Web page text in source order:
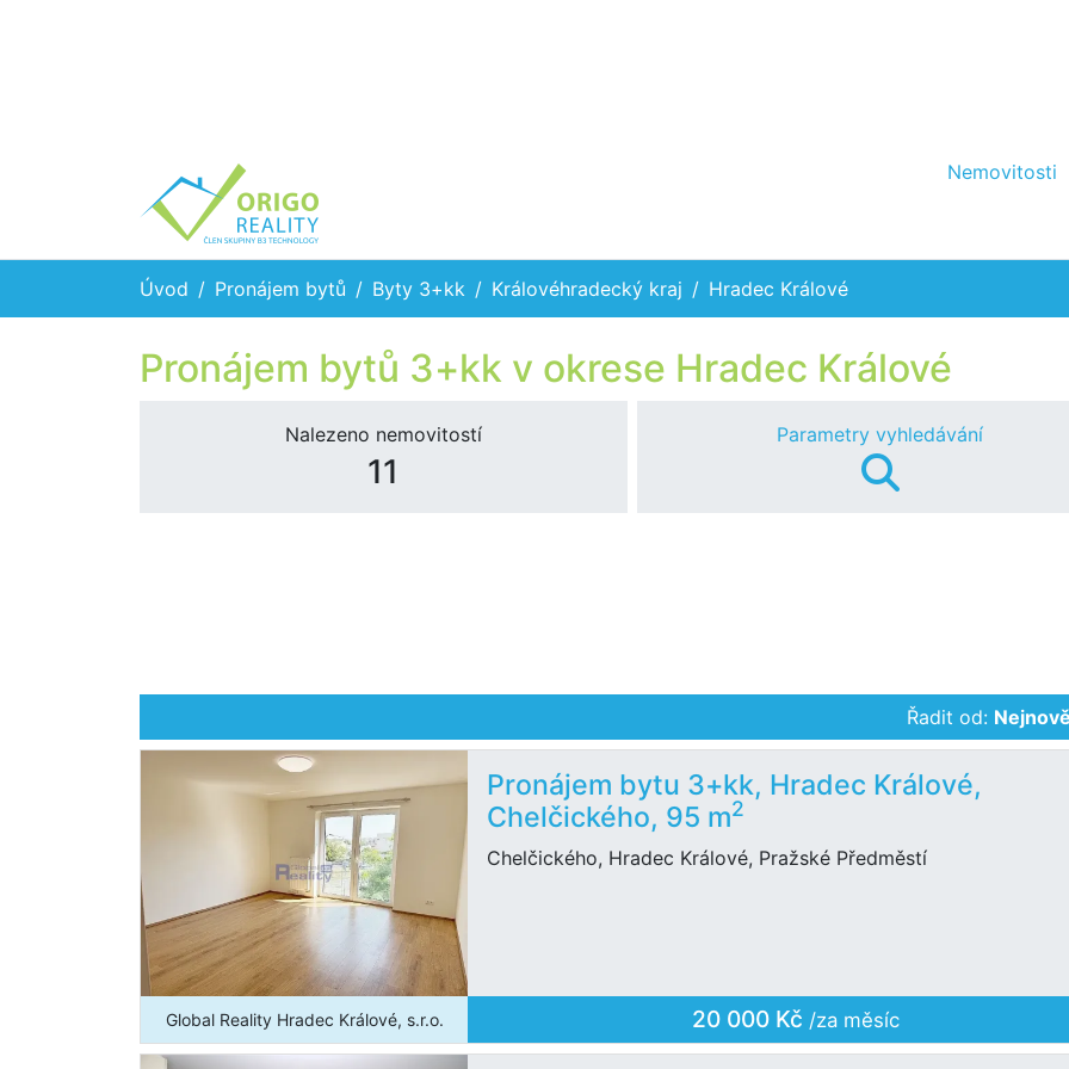
Nemovitosti
Úvod Pronájem bytů Byty 3+kk Královéhradecký kraj Hradec Králové
Pronájem bytů 3+kk v okrese Hradec Králové
Nalezeno nemovitostí
11
Parametry vyhledávání
Řadit od:
Pronájem bytu 3+kk, Hradec Králové,
Chelčického, 95 m2
Chelčického, Hradec Králové, Pražské Předměstí
Global Reality Hradec Králové, s.r.o. 20 000 Kč /za měsíc